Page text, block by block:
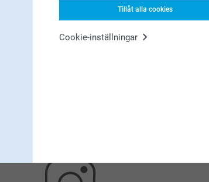
Tillåt alla cookies
Cookie-inställningar
Nöjd kundgaranti